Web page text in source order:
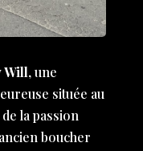
Will, une
située au
la passion
boucher